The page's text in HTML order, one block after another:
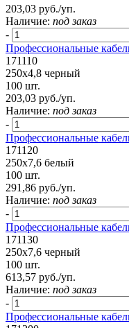
203,03 руб./уп.
Наличие: под заказ
-
Профессиональные
171110
250х4,8 черный
100 шт.
203,03 руб./уп.
Наличие: под заказ
-
Профессиональные
171120
250х7,6 белый
100 шт.
291,86 руб./уп.
Наличие: под заказ
-
Профессиональные
171130
250х7,6 черный
100 шт.
613,57 руб./уп.
Наличие: под заказ
-
Профессиональные